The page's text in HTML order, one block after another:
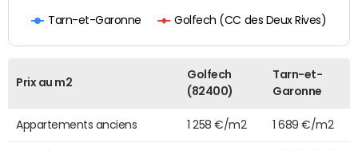
Tarn-et-Garonne Golfech (CC des Deux Rives)
Prix au m2
Golfech
(82400)
Tarn-et-
Garonne
Appartements anciens 1 258 €/m2 1 689 €/m2